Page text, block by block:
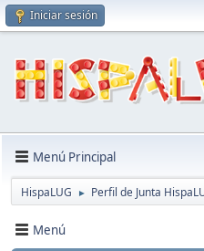
Iniciar sesión
Menú Principal
HispaLUG ► Perfil de Junta
Menú